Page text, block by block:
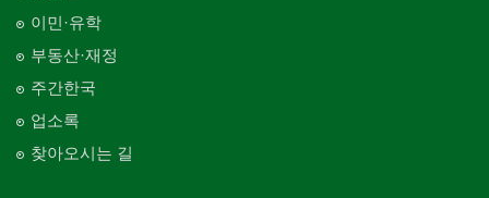
이민·유학
부동산·재정
주간한국
업소록
찾아오시는 길